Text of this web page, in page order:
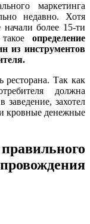
маркетинга
недавно. Хотя
более 15-ти
определение
из инструментов
ресторана. Так как
должна
заведение, захотел
кровные денежные